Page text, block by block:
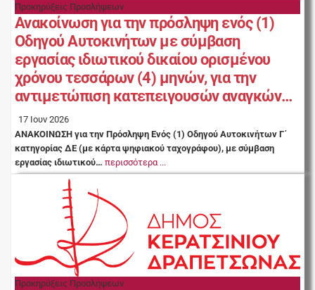
Προκηρύξεις Προσλήψεων
Ανακοίνωση για την πρόσληψη ενός (1)
Οδηγού Αυτοκινήτων με σύμβαση
εργασίας ιδιωτικού δικαίου ορισμένου
χρόνου τεσσάρων (4) μηνών, για την
αντιμετώπιση κατεπειγουσών αναγκών…
17 Ιουν 2026
ΑΝΑΚΟΙΝΩΣΗ για την Πρόσληψη Ενός (1) Οδηγού Αυτοκινήτων Γ΄
κατηγορίας ΔΕ (με κάρτα ψηφιακού ταχογράφου), με σύμβαση
εργασίας ιδιωτικού… περισσότερα ...
Προκηρύξεις Προσλήψεων